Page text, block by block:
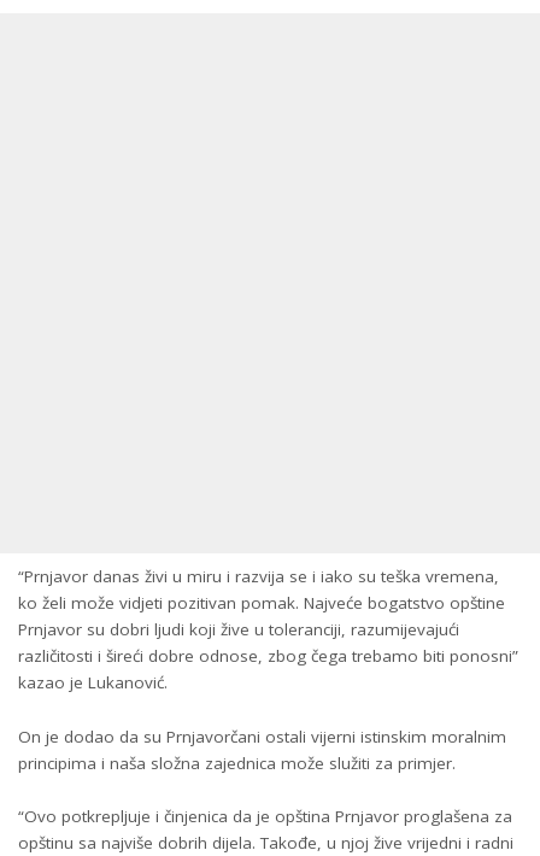
“Prnjavor danas živi u miru i razvija se i iako su teška vremena,
ko želi može vidjeti pozitivan pomak. Najveće bogatstvo opštine
Prnjavor su dobri ljudi koji žive u toleranciji, razumijevajući
različitosti i šireći dobre odnose, zbog čega trebamo biti ponosni”
kazao je Lukanović.
On je dodao da su Prnjavorčani ostali vijerni istinskim moralnim
principima i naša složna zajednica može služiti za primjer.
“Ovo potkrepljuje i činjenica da je opština Prnjavor proglašena za
opštinu sa najviše dobrih dijela. Takođe, u njoj žive vrijedni i radni